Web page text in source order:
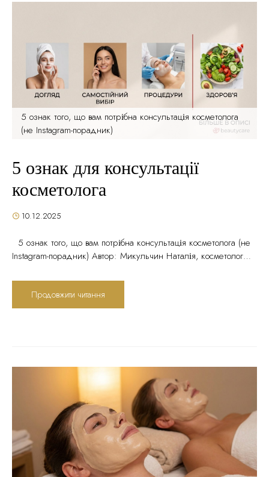
5 ознак того, що вам потрібна консультація косметолога
(не Instagram-порадник)
5 ознак для консультації
косметолога
10.12.2025
5 ознак того, що вам потрібна консультація косметолога (не
Instagram-порадник) Автор: Микульчин Наталія, косметолог
Дата публікації: 10.12.2025 ВСТУП: Чому Instagram-поради
не працюють (і навіть шкодять) Ви вже спробували всі
“чудодійні” креми з реклами. Купили кислоти, які
Продовжити читання